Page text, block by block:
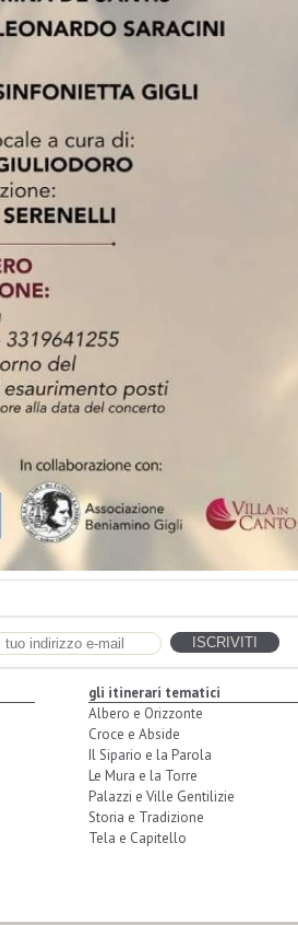
gli itinerari tematici
Albero e Orizzonte
Croce e Abside
Il Sipario e la Parola
Le Mura e la Torre
Palazzi e Ville Gentilizie
Storia e Tradizione
Tela e Capitello